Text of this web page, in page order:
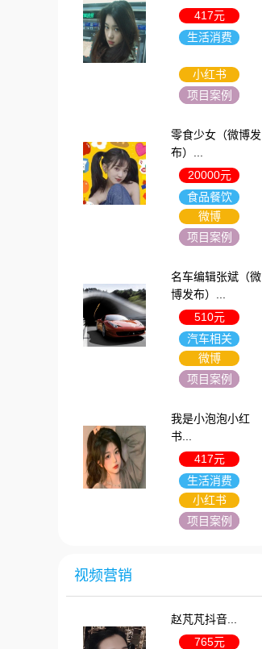
417元
生活消费
小红书
项目案例
零食少女（微博发
布）...
20000元
食品餐饮
微博
项目案例
名车编辑张斌（微
博发布）...
510元
汽车相关
微博
项目案例
我是小泡泡小红
书...
417元
生活消费
小红书
项目案例
视频营销
赵芃芃抖音...
765元